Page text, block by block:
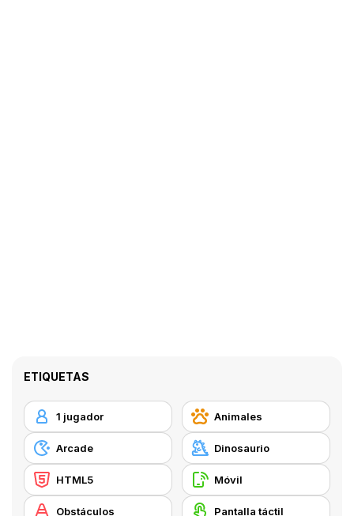
ETIQUETAS
1 jugador Animales
Arcade Dinosaurio
HTML5 Móvil
Obstáculos Pantalla táctil